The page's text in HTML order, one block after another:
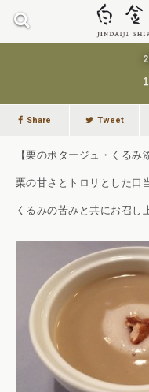
Share Tweet
【栗のポタージュ・くるみ
栗の甘さとトロリとした口
くるみの苦みと共にお召し